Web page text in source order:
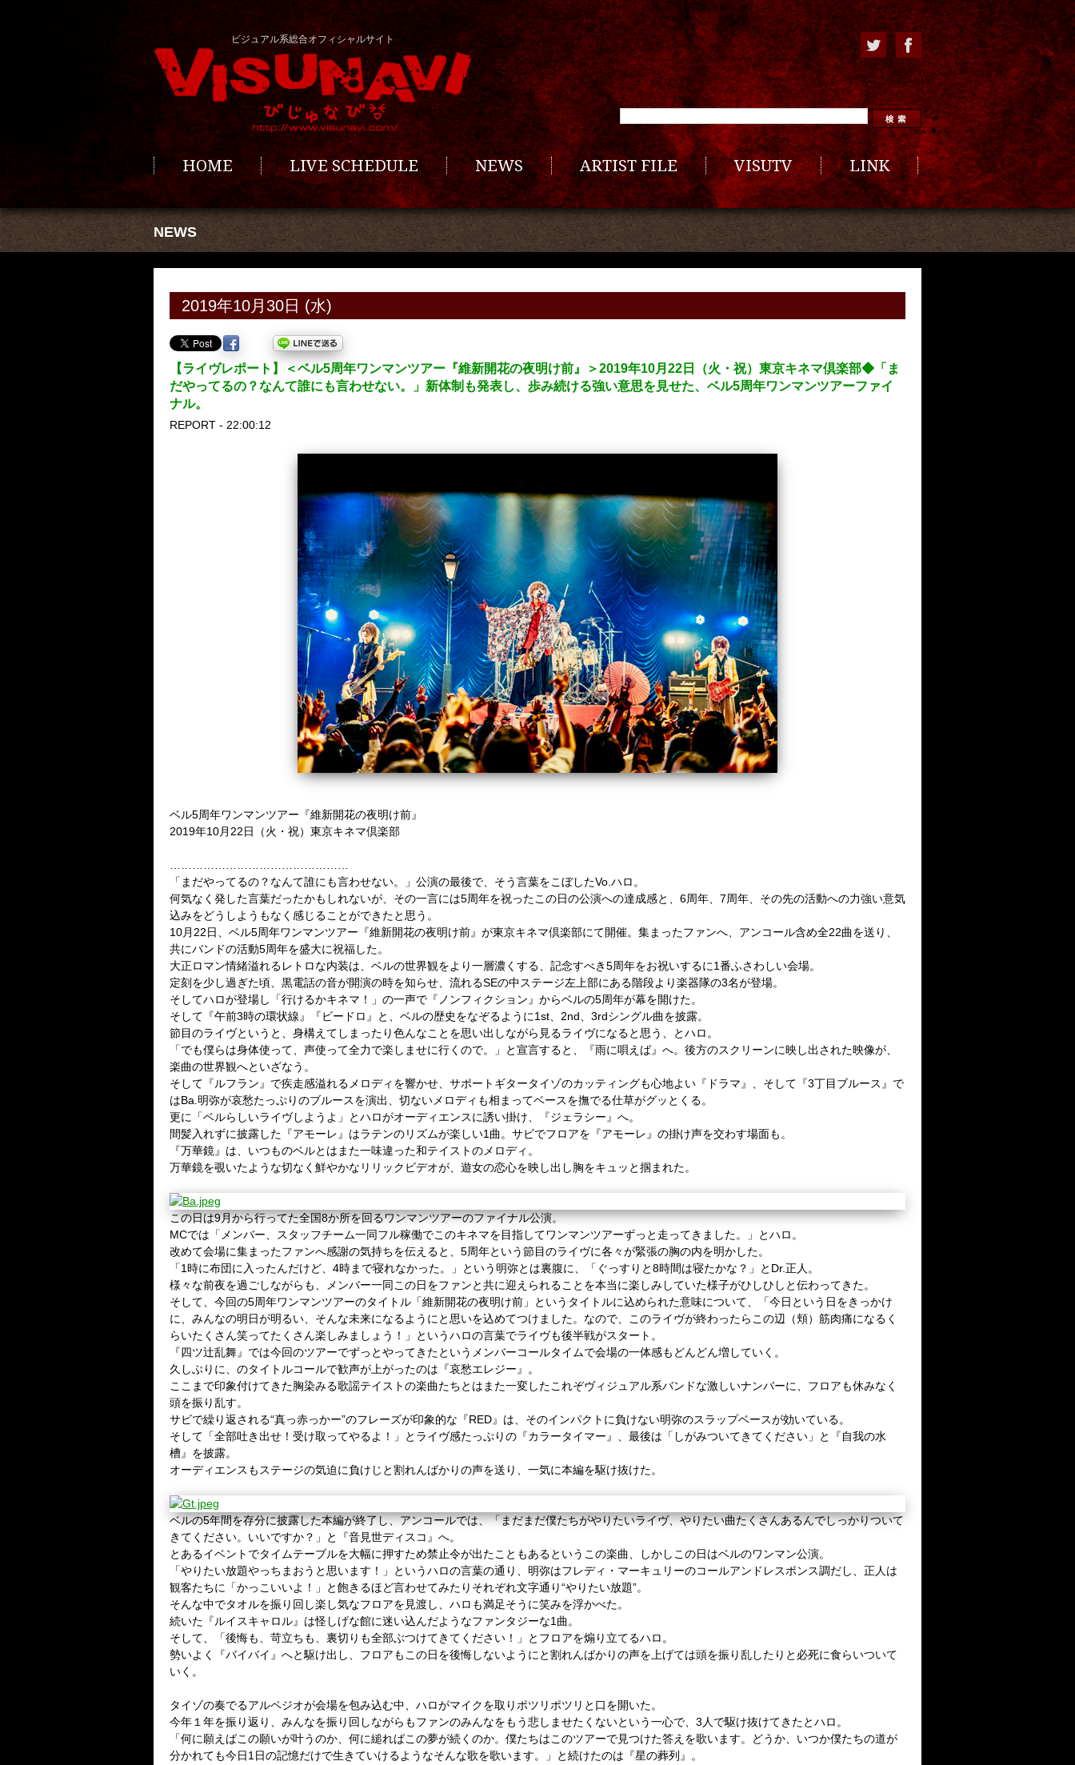
ビジュアル系総合オフィシャルサイト
HOME LIVE SCHEDULE NEWS ARTIST FILE VISUTV LINK
NEWS
2019年10月30日 (水)
【ライヴレポート】＜ベル5周年ワンマンツアー『維新開花の夜明け前』＞2019年10月22日（火・祝）東京キネマ倶楽部◆「ま
だやってるの？なんて誰にも言わせない。」新体制も発表し、歩み続ける強い意思を見せた、ベル5周年ワンマンツアーファイ
ナル。
REPORT - 22:00:12
ベル5周年ワンマンツアー『維新開花の夜明け前』
2019年10月22日（火・祝）東京キネマ倶楽部
「まだやってるの？なんて誰にも言わせない。」公演の最後で、そう言葉をこぼしたVo.ハロ。
何気なく発した言葉だったかもしれないが、その一言には5周年を祝ったこの日の公演への達成感と、6周年、7周年、その先の活動への力強い意気
込みをどうしようもなく感じることができたと思う。
10月22日、ベル5周年ワンマンツアー『維新開花の夜明け前』が東京キネマ倶楽部にて開催。集まったファンへ、アンコール含め全22曲を送り、
共にバンドの活動5周年を盛大に祝福した。
大正ロマン情緒溢れるレトロな内装は、ベルの世界観をより一層濃くする、記念すべき5周年をお祝いするに1番ふさわしい会場。
定刻を少し過ぎた頃、黒電話の音が開演の時を知らせ、流れるSEの中ステージ左上部にある階段より楽器隊の3名が登場。
そしてハロが登場し「行けるかキネマ！」の一声で『ノンフィクション』からベルの5周年が幕を開けた。
そして『午前3時の環状線』『ビードロ』と、ベルの歴史をなぞるように1st、2nd、3rdシングル曲を披露。
節目のライヴというと、身構えてしまったり色んなことを思い出しながら見るライヴになると思う、とハロ。
「でも僕らは身体使って、声使って全力で楽しませに行くので。」と宣言すると、『雨に唄えば』へ。後方のスクリーンに映し出された映像が、
楽曲の世界観へといざなう。
そして『ルフラン』で疾走感溢れるメロディを響かせ、サポートギタータイゾのカッティングも心地よい『ドラマ』、そして『3丁目ブルース』で
はBa.明弥が哀愁たっぷりのブルースを演出、切ないメロディも相まってベースを撫でる仕草がグッとくる。
更に「ベルらしいライヴしようよ」とハロがオーディエンスに誘い掛け、『ジェラシー』へ。
間髪入れずに披露した『アモーレ』はラテンのリズムが楽しい1曲。サビでフロアを『アモーレ』の掛け声を交わす場面も。
『万華鏡』は、いつものベルとはまた一味違った和テイストのメロディ。
万華鏡を覗いたような切なく鮮やかなリリックビデオが、遊女の恋心を映し出し胸をキュッと掴まれた。
この日は9月から行ってた全国8か所を回るワンマンツアーのファイナル公演。
MCでは「メンバー、スタッフチーム一同フル稼働でこのキネマを目指してワンマンツアーずっと走ってきました。」とハロ。
改めて会場に集まったファンへ感謝の気持ちを伝えると、5周年という節目のライヴに各々が緊張の胸の内を明かした。
「1時に布団に入ったんだけど、4時まで寝れなかった。」という明弥とは裏腹に、「ぐっすりと8時間は寝たかな？」とDr.正人。
様々な前夜を過ごしながらも、メンバー一同この日をファンと共に迎えられることを本当に楽しみしていた様子がひしひしと伝わってきた。
そして、今回の5周年ワンマンツアーのタイトル「維新開花の夜明け前」というタイトルに込められた意味について、「今日という日をきっかけ
に、みんなの明日が明るい、そんな未来になるようにと思いを込めてつけました。なので、このライヴが終わったらこの辺（頬）筋肉痛になるく
らいたくさん笑ってたくさん楽しみましょう！」というハロの言葉でライヴも後半戦がスタート。
『四ツ辻乱舞』では今回のツアーでずっとやってきたというメンバーコールタイムで会場の一体感もどんどん増していく。
久しぶりに、のタイトルコールで歓声が上がったのは『哀愁エレジー』。
ここまで印象付けてきた胸染みる歌謡テイストの楽曲たちとはまた一変したこれぞヴィジュアル系バンドな激しいナンバーに、フロアも休みなく
頭を振り乱す。
サビで繰り返される“真っ赤っかー”のフレーズが印象的な『RED』は、そのインパクトに負けない明弥のスラップベースが効いている。
そして「全部吐き出せ！受け取ってやるよ！」とライヴ感たっぷりの『カラータイマー』、最後は「しがみついてきてください」と『自我の水
槽』を披露。
オーディエンスもステージの気迫に負けじと割れんばかりの声を送り、一気に本編を駆け抜けた。
ベルの5年間を存分に披露した本編が終了し、アンコールでは、「まだまだ僕たちがやりたいライヴ、やりたい曲たくさんあるんでしっかりついて
きてください。いいですか？」と『音見世ディスコ』へ。
とあるイベントでタイムテーブルを大幅に押すため禁止令が出たこともあるというこの楽曲、しかしこの日はベルのワンマン公演。
「やりたい放題やっちまおうと思います！」というハロの言葉の通り、明弥はフレディ・マーキュリーのコールアンドレスポンス調だし、正人は
観客たちに「かっこいいよ！」と飽きるほど言わせてみたりそれぞれ文字通り“やりたい放題”。
そんな中でタオルを振り回し楽し気なフロアを見渡し、ハロも満足そうに笑みを浮かべた。
続いた『ルイスキャロル』は怪しげな館に迷い込んだようなファンタジーな1曲。
そして、「後悔も、苛立ちも、裏切りも全部ぶつけてきてください！」とフロアを煽り立てるハロ。
勢いよく『バイバイ』へと駆け出し、フロアもこの日を後悔しないようにと割れんばかりの声を上げては頭を振り乱したりと必死に食らいついて
いく。
タイゾの奏でるアルペジオが会場を包み込む中、ハロがマイクを取りポツリポツリと口を開いた。
今年１年を振り返り、みんなを振り回しながらもファンのみんなをもう悲しませたくないという一心で、3人で駆け抜けてきたとハロ。
「何に願えばこの願いが叶うのか、何に縋ればこの夢が続くのか。僕たちはこのツアーで見つけた答えを歌います。どうか、いつか僕たちの道が
分かれても今日1日の記憶だけで生きていけるようなそんな歌を歌います。」と続けたのは『星の葬列』。